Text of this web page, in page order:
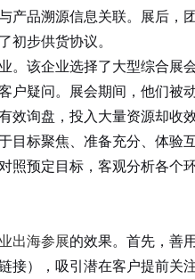
产品溯源信息关联。展后
初步供货协议。
该企业选择了大型综合展
户疑问。展会期间，他们
效询盘，投入大量资源却收效
标聚焦、准备充分、体验
照预定目标，客观分析各
出海参展的效果。首先，善
接），吸引潜在客户提前